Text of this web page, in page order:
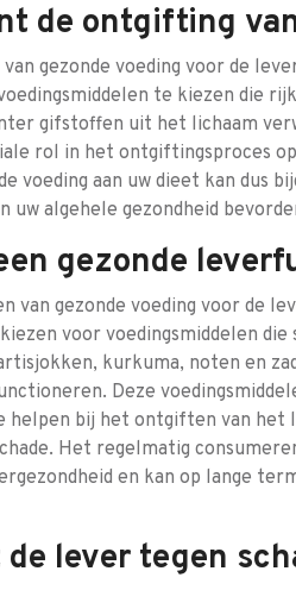
de ontgifting
gezonde voeding voor de
te kiezen die
gifstoffen uit het lichaam
rol in het ontgiftingsproces
voeding aan uw dieet kan dus
uw algehele gezondheid
gezonde
van gezonde voeding voor de
voor voedingsmiddelen
kurkuma, noten en
Deze
helpen bij het ontgiften van het
Het regelmatig
en kan op lange
lever tegen